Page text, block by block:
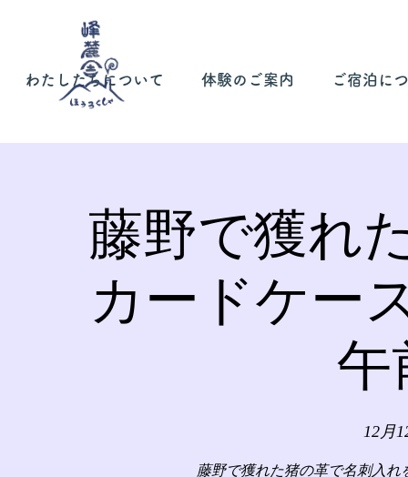
わたしたちについて 体験のご案内 ご宿泊に
藤野で獲れ
カードケー
午
12月
藤野で獲れた猪の革で名刺入